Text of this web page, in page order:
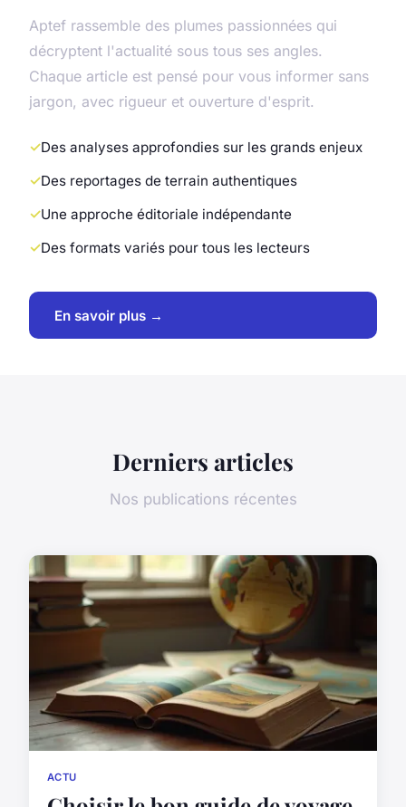
Aptef rassemble des plumes passionnées qui
décryptent l'actualité sous tous ses angles.
Chaque article est pensé pour vous informer sans
jargon, avec rigueur et ouverture d'esprit.
Des analyses approfondies sur les grands enjeux
Des reportages de terrain authentiques
Une approche éditoriale indépendante
Des formats variés pour tous les lecteurs
En savoir plus →
Derniers articles
Nos publications récentes
ACTU